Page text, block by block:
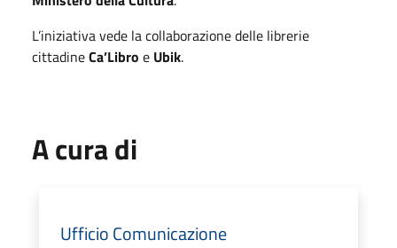
L’iniziativa vede la collaborazione delle librerie
cittadineCa’Libro e Ubik.
A cura di
Ufficio Comunicazione